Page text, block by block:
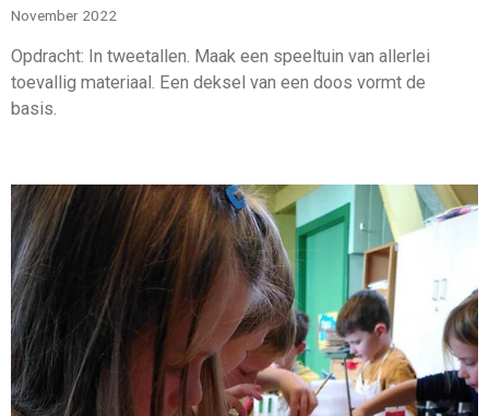
November 2022
Opdracht: In tweetallen. Maak een speeltuin van allerlei
toevallig materiaal. Een deksel van een doos vormt de
basis.